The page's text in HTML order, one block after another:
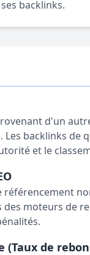
backlinks.
d'un
Les backlinks de
et le
référencement
des moteurs de
(Taux de